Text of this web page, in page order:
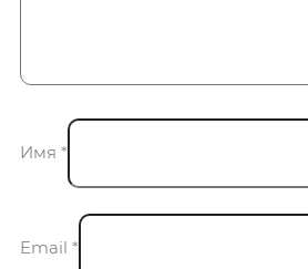
Имя *
Email *